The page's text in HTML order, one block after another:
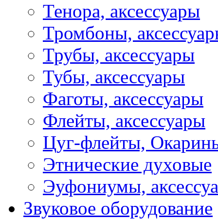
Тенора, аксессуары
Тромбоны,
Трубы, аксессуары
Тубы, аксессуары
Фаготы, аксессуары
Флейты, аксессуары
Цуг-флейты,
Этнические духовые
Эуфониумы,
Звуковое оборудование